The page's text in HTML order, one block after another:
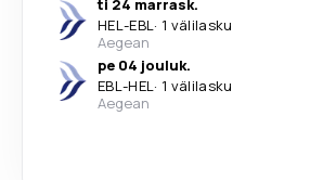
ti 24 marrask.
HEL-EBL· 1 välilasku
Aegean
pe 04 jouluk.
EBL-HEL· 1 välilasku
Aegean